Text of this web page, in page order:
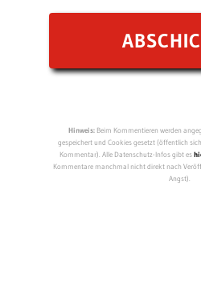
Hinweis:Beim Kommentieren werden
gespeichert und Cookies gesetzt (öffentlich
Kommentar). Alle Datenschutz-Infos gibt es
Kommentare manchmal nicht direkt nach
Angst).